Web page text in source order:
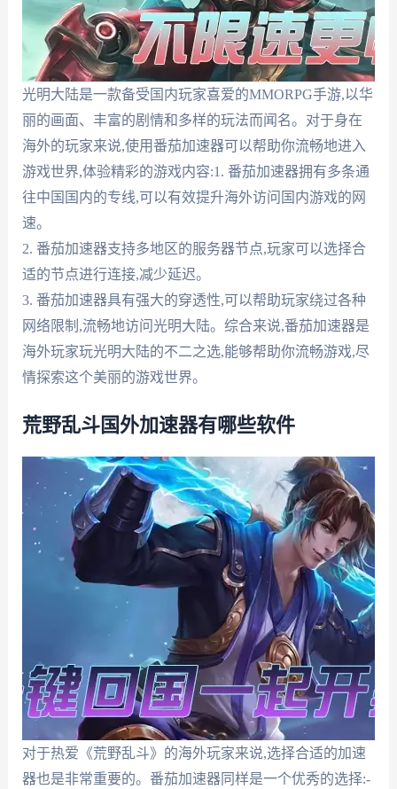
光明大陆是一款备受国内玩家喜爱的MMORPG手游,以华
丽的画面、丰富的剧情和多样的玩法而闻名。对于身在
海外的玩家来说,使用番茄加速器可以帮助你流畅地进入
游戏世界,体验精彩的游戏内容:1. 番茄加速器拥有多条通
往中国国内的专线,可以有效提升海外访问国内游戏的网
速。
2. 番茄加速器支持多地区的服务器节点,玩家可以选择合
适的节点进行连接,减少延迟。
3. 番茄加速器具有强大的穿透性,可以帮助玩家绕过各种
网络限制,流畅地访问光明大陆。综合来说,番茄加速器是
海外玩家玩光明大陆的不二之选,能够帮助你流畅游戏,尽
情探索这个美丽的游戏世界。
荒野乱斗国外加速器有哪些软件
对于热爱《荒野乱斗》的海外玩家来说,选择合适的加速
器也是非常重要的。番茄加速器同样是一个优秀的选择:-